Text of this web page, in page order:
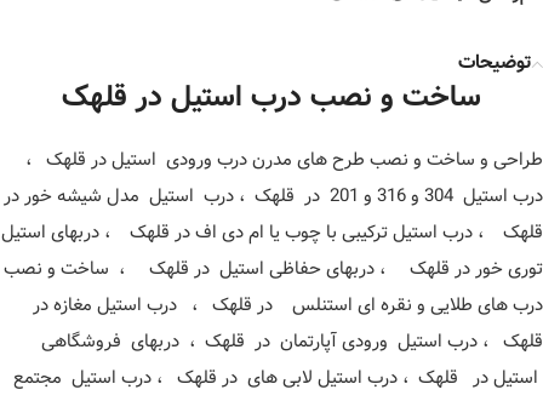
توضیحات
ساخت و نصب درب استیل در قلهک
طراحی و ساخت و نصب طرح های مدرن درب ورودی استیل در قلهک ،
درب استیل 304 و 316 و 201 در قلهک ، درب استیل مدل شیشه خور در
قلهک ، درب استیل ترکیبی با چوب یا ام دی اف در قلهک ، دربهای استیل
توری خور در قلهک ، دربهای حفاظی استیل در قلهک ، ساخت و نصب
درب های طلایی و نقره ای استنلس در قلهک ، درب استیل مغازه در
قلهک ، درب استیل ورودی آپارتمان در قلهک ، دربهای فروشگاهی
استیل در قلهک ، درب استیل لابی های در قلهک ، درب استیل مجتمع